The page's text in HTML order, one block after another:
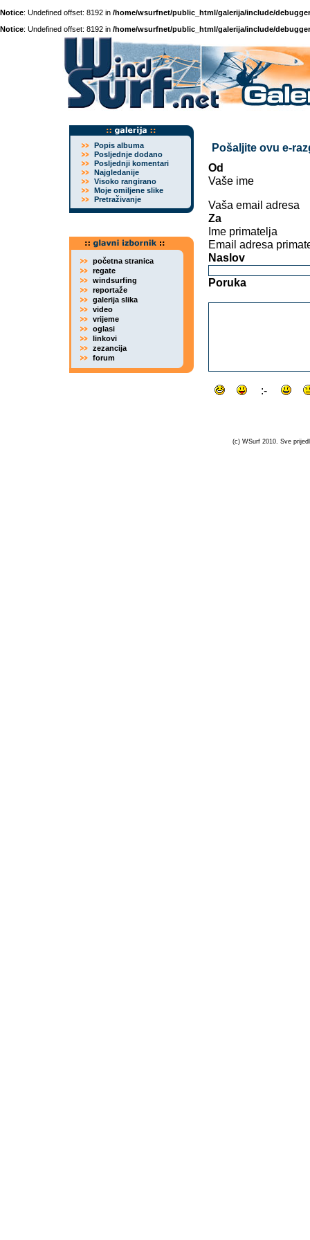
Notice: Undefined offset: 8192 in /home/wsurfnet/public_html/galerija/include/
Notice: Undefined offset: 8192 in /home/wsurfnet/public_html/galerija/include/
Popis albuma
Posljednje dodano
Posljednji komentari
Najgledanije
Visoko rangirano
Moje omiljene slike
Pretraživanje
početna stranica
regate
windsurfing
reportaže
galerija slika
video
vrijeme
oglasi
linkovi
zezancija
forum
Pošaljite ovu e-
Od
Vaše ime
Vaša email adresa
Za
Ime primatelja
Email adresa
Naslov
Poruka
(c) WSurf 2010. Sve